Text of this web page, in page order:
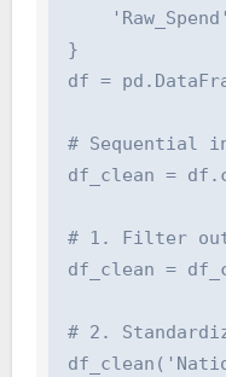
}
df =
# Sequential
df_clean =
# 1. Filter
df_clean =
# 2.